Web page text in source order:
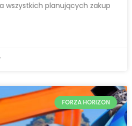
wszystkich planujących zakup
FORZA HORIZON